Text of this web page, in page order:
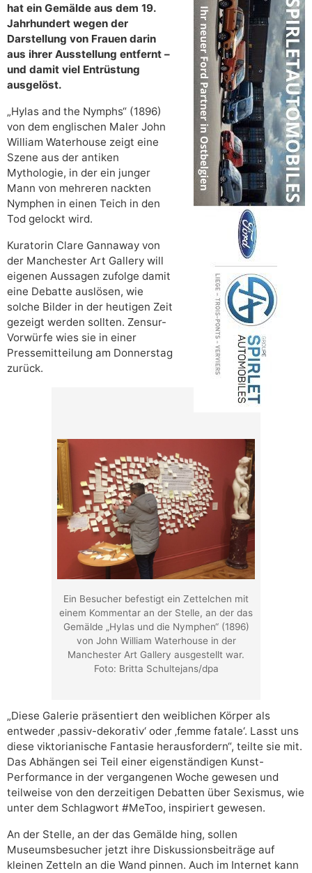
hat ein Gemälde aus dem 19.
Jahrhundert wegen der
Darstellung von Frauen darin
aus ihrer Ausstellung entfernt –
und damit viel Entrüstung
ausgelöst.
„Hylas and the Nymphs“ (1896)
von dem englischen Maler John
William Waterhouse zeigt eine
Szene aus der antiken
Mythologie, in der ein junger
Mann von mehreren nackten
Nymphen in einen Teich in den
Tod gelockt wird.
Kuratorin Clare Gannaway von
der Manchester Art Gallery will
eigenen Aussagen zufolge damit
eine Debatte auslösen, wie
solche Bilder in der heutigen Zeit
gezeigt werden sollten. Zensur-
Vorwürfe wies sie in einer
Pressemitteilung am Donnerstag
zurück.
Ein Besucher befestigt ein Zettelchen mit
einem Kommentar an der Stelle, an der das
Gemälde „Hylas und die Nymphen“ (1896)
von John William Waterhouse in der
Manchester Art Gallery ausgestellt war.
Foto: Britta Schultejans/dpa
„Diese Galerie präsentiert den weiblichen Körper als
entweder ‚passiv-dekorativ‘ oder ‚femme fatale‘. Lasst uns
diese viktorianische Fantasie herausfordern“, teilte sie mit.
Das Abhängen sei Teil einer eigenständigen Kunst-
Performance in der vergangenen Woche gewesen und
teilweise von den derzeitigen Debatten über Sexismus, wie
unter dem Schlagwort #MeToo, inspiriert gewesen.
An der Stelle, an der das Gemälde hing, sollen
Museumsbesucher jetzt ihre Diskussionsbeiträge auf
kleinen Zetteln an die Wand pinnen. Auch im Internet kann